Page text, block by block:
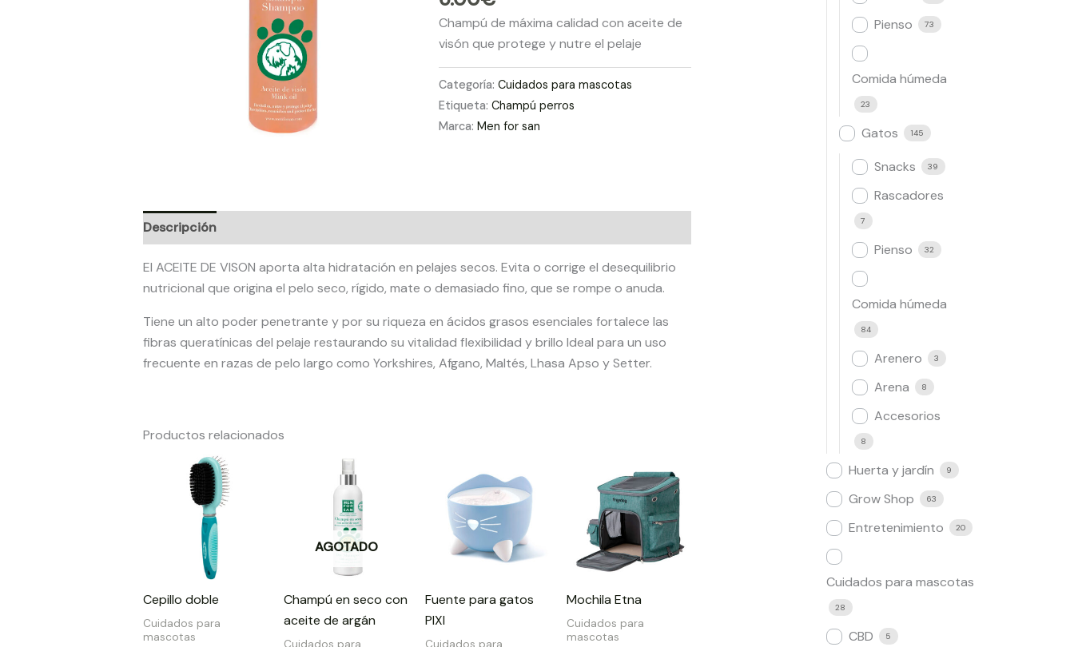
Champú de máxima calidad con aceite de
visón que protege y nutre el pelaje
Categoría:Cuidados para mascotas
Etiqueta:Champú perros
Marca:Men for san
Descripción
El ACEITE DE VISON aporta alta hidratación en pelajes secos. Evita o corrige el desequilibrio
nutricional que origina el pelo seco, rígido, mate o demasiado fino, que se rompe o anuda.
Tiene un alto poder penetrante y por su riqueza en ácidos grasos esenciales fortalece las
fibras queratínicas del pelaje restaurando su vitalidad flexibilidad y brillo Ideal para un uso
frecuente en razas de pelo largo como Yorkshires, Afgano, Maltés, Lhasa Apso y Setter.
Productos relacionados
Cepillo doble
Cuidados para
mascotas
Rango
de
precios:
desde
AGOTADO
Champú en seco con
aceite de argán
Fuente para gatos
PIXI
Mochila Etna
Cuidados para
mascotas
Pienso 73
Comida húmeda
23
Gatos 145
Snacks 39
Rascadores
7
Pienso 32
Comida húmeda
84
Arenero 3
Arena 8
Accesorios
8
Huerta y jardín 9
Grow Shop​ 63
Entretenimiento 20
Cuidados para mascotas
28
CBD 5